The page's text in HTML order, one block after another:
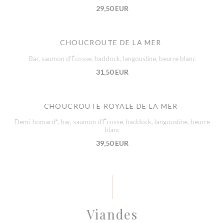
29,50 EUR
CHOUCROUTE DE LA MER
Bar, saumon d’Écosse, haddock, langoustine, beurre blanc
31,50 EUR
CHOUCROUTE ROYALE DE LA MER
Demi-homard*, bar, saumon d’Écosse, haddock, langoustine, beurre
blanc
39,50 EUR
Viandes